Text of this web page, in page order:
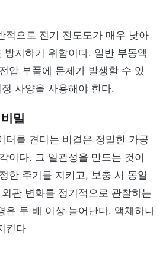
적으로 전기 전도도가 매우 낮아
방지하기 위함이다. 일반 부동액
압 부품에 문제가 발생할 수 있
사양을 사용해야 한다.
밀
터를 견디는 비결은 정밀한 가공
이다. 그 일관성을 만드는 것이
한 주기를 지키고, 보충 시 동일
관 변화를 정기적으로 관찰하는
은 두 배 이상 늘어난다. 액체하나
킨다